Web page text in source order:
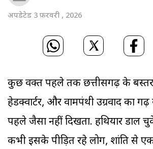
अपडेटेड 3 फ़रवरी , 2026
कुछ वक्त पहले तक छत्तीसगढ़ के बस्तर
हेडक्वार्टर, और वामपंथी उग्रवाद का
पहले जैसा नहीं दिखता. हथियार डाल
कभी इसके पीड़ित रहे लोग, शांति से